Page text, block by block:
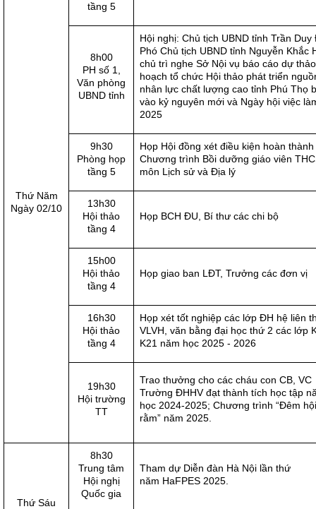
Thứ Năm
Ngày 02/10
tầng 5
8h00
PH số 1,
Văn phòng
UBND tỉnh
Hội nghị: Chủ tịch UBND tỉnh Trần Duy
Phó Chủ tịch UBND tỉnh Nguyễn Khắc
chủ trì nghe Sở Nội vụ báo cáo dự
hoạch tổ chức Hội thảo phát triển
nhân lực chất lượng cao tỉnh Phú Thọ
vào kỷ nguyên mới và Ngày hội việc
2025
9h30
Phòng họp
tầng 5
Họp Hội đồng xét điều kiện hoàn thành
Chương trình Bồi dưỡng giáo viên
môn Lịch sử và Địa lý
13h30
Hội thảo
tầng 4
Họp BCH ĐU, Bí thư các chi bộ
15h00
Hội thảo
tầng 4
Họp giao ban LĐT, Trưởng các đơn vị
16h30
Hội thảo
tầng 4
Họp xét tốt nghiệp các lớp ĐH hệ liên
VLVH, văn bằng đại học thứ 2 các lớp
K21 năm học 2025 - 2026
19h30
Hội trường
TT
Trao thưởng cho các cháu con CB, VC
Trường ĐHHV đạt thành tích học tập
học 2024-2025; Chương trình “Đêm
rằm” năm 2025.
Thứ Sáu
8h30
Trung tâm
Hội nghị
Quốc gia
Tham dự Diễn đàn Hà Nội lần thứ
năm HaFPES 2025.